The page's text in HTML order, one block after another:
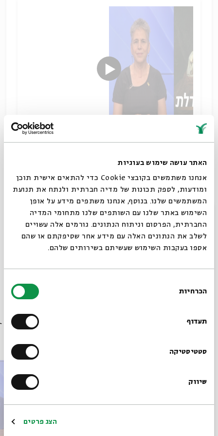
האתר עושה שימוש בעוגיות
אנחנו משתמשים בקובצי Cookie כדי להתאים אישית תוכן
ומודעות, לספק תכונות של מדיה חברתית ולנתח את תנועת
המשתמשים שלנו. בנוסף, אנחנו משתפים מידע על אופן
השימוש באתר שלנו עם השותפים שלנו מתחומי המדיה
החברתית, הפרסום וניתוח הנתונים. גורמים אלה עשויים
לשלב את הנתונים האלה עם מידע אחר שסיפקתם או שהם
אספו בעקבות השימוש שעשיתם בשירותים שלהם.
הסכמה
הכרחיות
תעדוף
סטטיסטיקה
שיווק
הצג פרטים
שיתוף
מתוך המפגש לנוכח הדפיקה בדלת | שיעור 1 - וַיְמָאֵן
סגור